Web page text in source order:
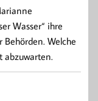
Wasser“ ihre
Welche
abzuwarten.